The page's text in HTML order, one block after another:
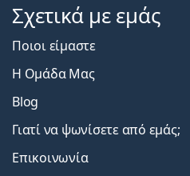
Σχετικά με εμάς
Ποιοι είμαστε
Η Ομάδα Μας
Blog
Γιατί να ψωνίσετε από εμάς;
Επικοινωνία